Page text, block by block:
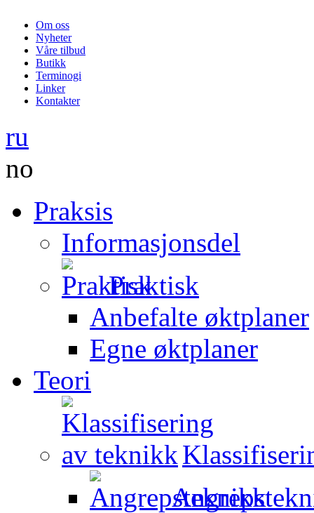
Om oss
Nyheter
Våre tilbud
Butikk
Terminogi
Linker
Kontakter
ru
no
Praksis
Informasjonsdel
Praktisk
Anbefalte øktplaner
Egne øktplaner
Teori